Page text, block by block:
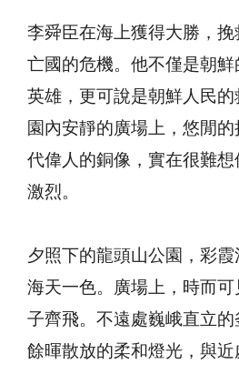
李舜臣在海上獲得大勝，
亡國的危機。他不僅是朝鮮
英雄，更可說是朝鮮人民
園內安靜的廣場上，悠閒
代偉人的銅像，實在很難
激烈。
夕照下的龍頭山公園，彩霞
海天一色。廣場上，時而
子齊飛。不遠處巍峨直立的
餘暉散放的柔和燈光，與